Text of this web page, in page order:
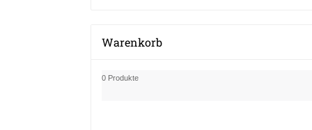
Warenkorb
0 Produkte